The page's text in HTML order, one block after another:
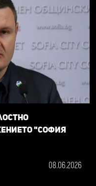
"София
08.06.2026